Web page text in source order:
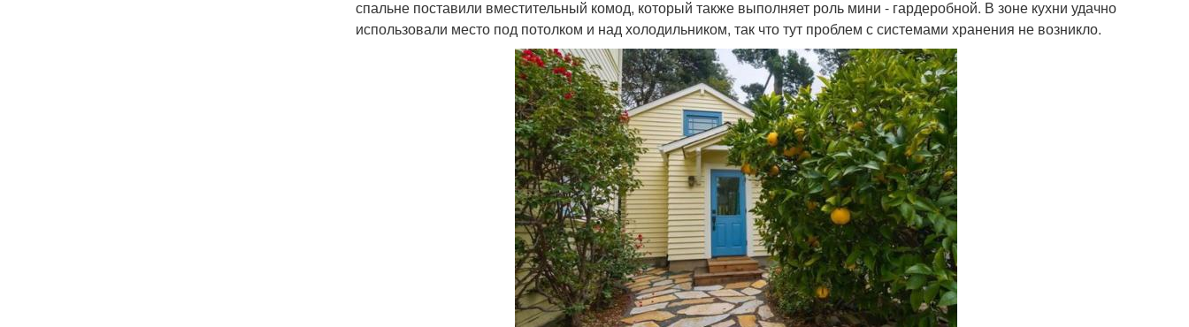
спальне поставили вместительный комод, который также выполняет роль мини - гардеробной. В зоне кухни удачно
использовали место под потолком и над холодильником, так что тут проблем с системами хранения не возникло.